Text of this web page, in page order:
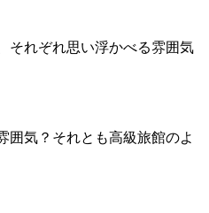
それぞれ思い浮かべる雰囲気
囲気？それとも高級旅館のよ